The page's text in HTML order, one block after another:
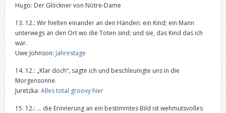
Hugo: Der Glöckner von Notre-Dame
13. 12.: Wir hielten einander an den Händen: ein Kind; ein Mann
unterwegs an den Ort wo die Toten sind; und sie, das Kind das ich
war.
Uwe Johnson: Jahrestage
14. 12.: „Klar doch“, sagte ich und beschleunigte uns in die
Morgensonne.
Juretzka: Alles total groovy hier
15. 12.: … die Erinnerung an ein bestimmtes Bild ist wehmutsvolles